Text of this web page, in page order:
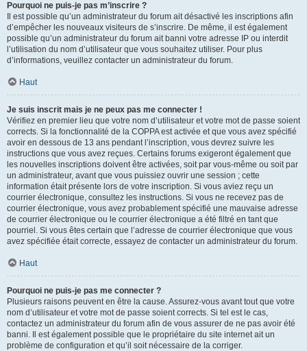
Pourquoi ne puis-je pas m’inscrire ?
Il est possible qu’un administrateur du forum ait désactivé les inscriptions afin
d’empêcher les nouveaux visiteurs de s’inscrire. De même, il est également
possible qu’un administrateur du forum ait banni votre adresse IP ou interdit
l’utilisation du nom d’utilisateur que vous souhaitez utiliser. Pour plus
d’informations, veuillez contacter un administrateur du forum.
Haut
Je suis inscrit mais je ne peux pas me connecter !
Vérifiez en premier lieu que votre nom d’utilisateur et votre mot de passe soient
corrects. Si la fonctionnalité de la COPPA est activée et que vous avez spécifié
avoir en dessous de 13 ans pendant l’inscription, vous devrez suivre les
instructions que vous avez reçues. Certains forums exigeront également que
les nouvelles inscriptions doivent être activées, soit par vous-même ou soit par
un administrateur, avant que vous puissiez ouvrir une session ; cette
information était présente lors de votre inscription. Si vous aviez reçu un
courrier électronique, consultez les instructions. Si vous ne recevez pas de
courrier électronique, vous avez probablement spécifié une mauvaise adresse
de courrier électronique ou le courrier électronique a été filtré en tant que
pourriel. Si vous êtes certain que l’adresse de courrier électronique que vous
avez spécifiée était correcte, essayez de contacter un administrateur du forum.
Haut
Pourquoi ne puis-je pas me connecter ?
Plusieurs raisons peuvent en être la cause. Assurez-vous avant tout que votre
nom d’utilisateur et votre mot de passe soient corrects. Si tel est le cas,
contactez un administrateur du forum afin de vous assurer de ne pas avoir été
banni. Il est également possible que le propriétaire du site internet ait un
problème de configuration et qu’il soit nécessaire de la corriger.